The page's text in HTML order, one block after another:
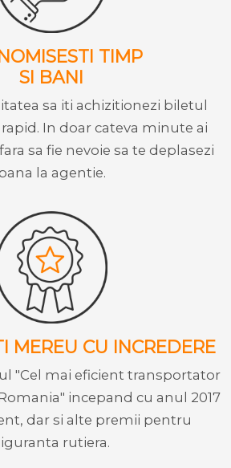
TIMP
SI BANI
sa iti achizitionezi biletul
In doar cateva minute ai
sa fie nevoie sa te deplasezi
la agentie.
MEREU CU INCREDERE
"Cel mai eficient transportator
incepand cu anul 2017
dar si alte premii pentru
rutiera.